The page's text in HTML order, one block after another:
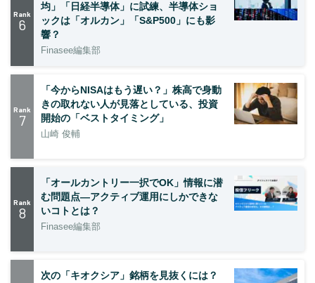
Rank
6
均」「日経半導体」に試練、半導体ショ
ックは「オルカン」「S&P500」にも影
響？
Finasee編集部
Rank
7
「今からNISAはもう遅い？」株高で身動
きの取れない人が見落としている、投資
開始の「ベストタイミング」
山崎 俊輔
Rank
8
「オールカントリー一択でOK」情報に潜
む問題点―アクティブ運用にしかできな
いコトとは？
Finasee編集部
次の「キオクシア」銘柄を見抜くには？